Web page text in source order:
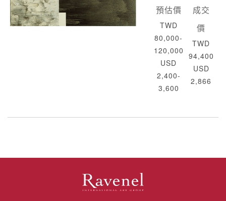
預估價
TWD
80,000-
120,000
USD
2,400-
3,600
成交
價
TWD
94,400
USD
2,866